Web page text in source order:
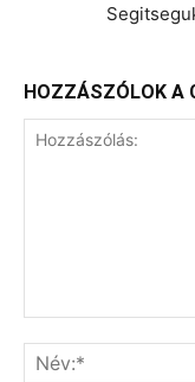
HOZZÁSZÓLOK A